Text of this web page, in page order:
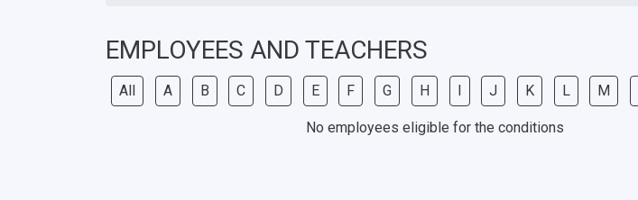
EMPLOYEES AND TEACHERS
All A B C D E F G H I J K L M
No employees eligible for the conditions